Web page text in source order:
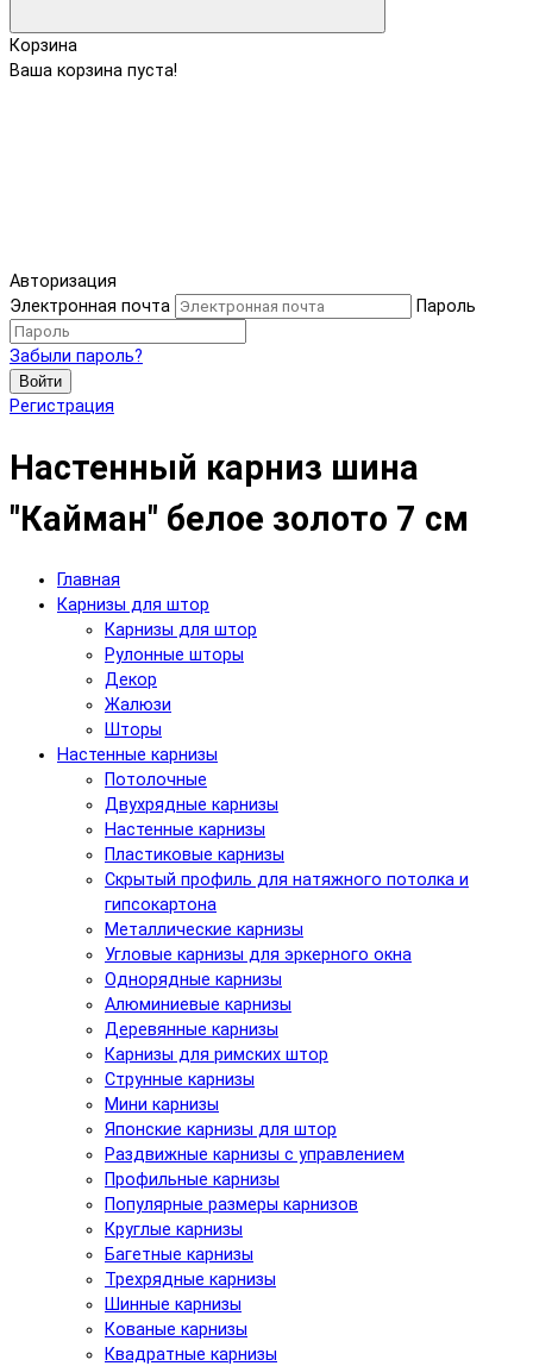
Корзина
Ваша корзина пуста!
Авторизация
Электронная почта
Пароль
Забыли пароль?
Войти
Регистрация
Настенный карниз шина
"Кайман" белое золото 7 см
Главная
Карнизы для штор
Карнизы для штор
Рулонные шторы
Декор
Жалюзи
Шторы
Настенные карнизы
Потолочные
Двухрядные карнизы
Настенные карнизы
Пластиковые карнизы
Скрытый профиль для натяжного потолка и
гипсокартона
Металлические карнизы
Угловые карнизы для эркерного окна
Однорядные карнизы
Алюминиевые карнизы
Деревянные карнизы
Карнизы для римских штор
Струнные карнизы
Мини карнизы
Японские карнизы для штор
Раздвижные карнизы с управлением
Профильные карнизы
Популярные размеры карнизов
Круглые карнизы
Багетные карнизы
Трехрядные карнизы
Шинные карнизы
Кованые карнизы
Квадратные карнизы